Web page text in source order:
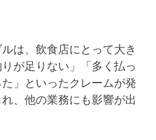
は、飲食店にとって大き
が足りない」「多く払っ
」といったクレームが発
、他の業務にも影響が出